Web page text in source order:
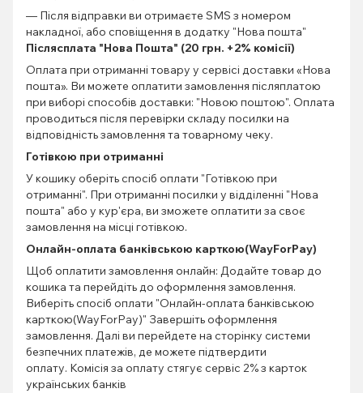
— Після відправки ви отримаєте SMS з номером
накладної, або сповіщення в додатку "Нова пошта"
Післясплата "Нова Пошта" (20 грн. +2% комісії)
Оплата при отриманні товару у сервісі доставки «Нова
пошта». Ви можете оплатити замовлення післяплатою
при виборі способів доставки: "Новою поштою". Оплата
проводиться після перевірки складу посилки на
відповідність замовлення та товарному чеку.
Готівкою при отриманні
У кошику оберіть спосіб оплати "Готівкою при
отриманні". При отриманні посилки у відділенні "Нова
пошта" або у кур'єра, ви зможете оплатити за своє
замовлення на місці готівкою.
Онлайн-оплата банківською карткою(WayForPay)
Щоб оплатити замовлення онлайн: Додайте товар до
кошика та перейдіть до оформлення замовлення.
Виберіть спосіб оплати "Онлайн-оплата банківською
карткою(WayForPay)" Завершіть оформлення
замовлення. Далі ви перейдете на сторінку системи
безпечних платежів, де можете підтвердити
оплату. Комісія за оплату стягує сервіс 2% з карток
українських банків